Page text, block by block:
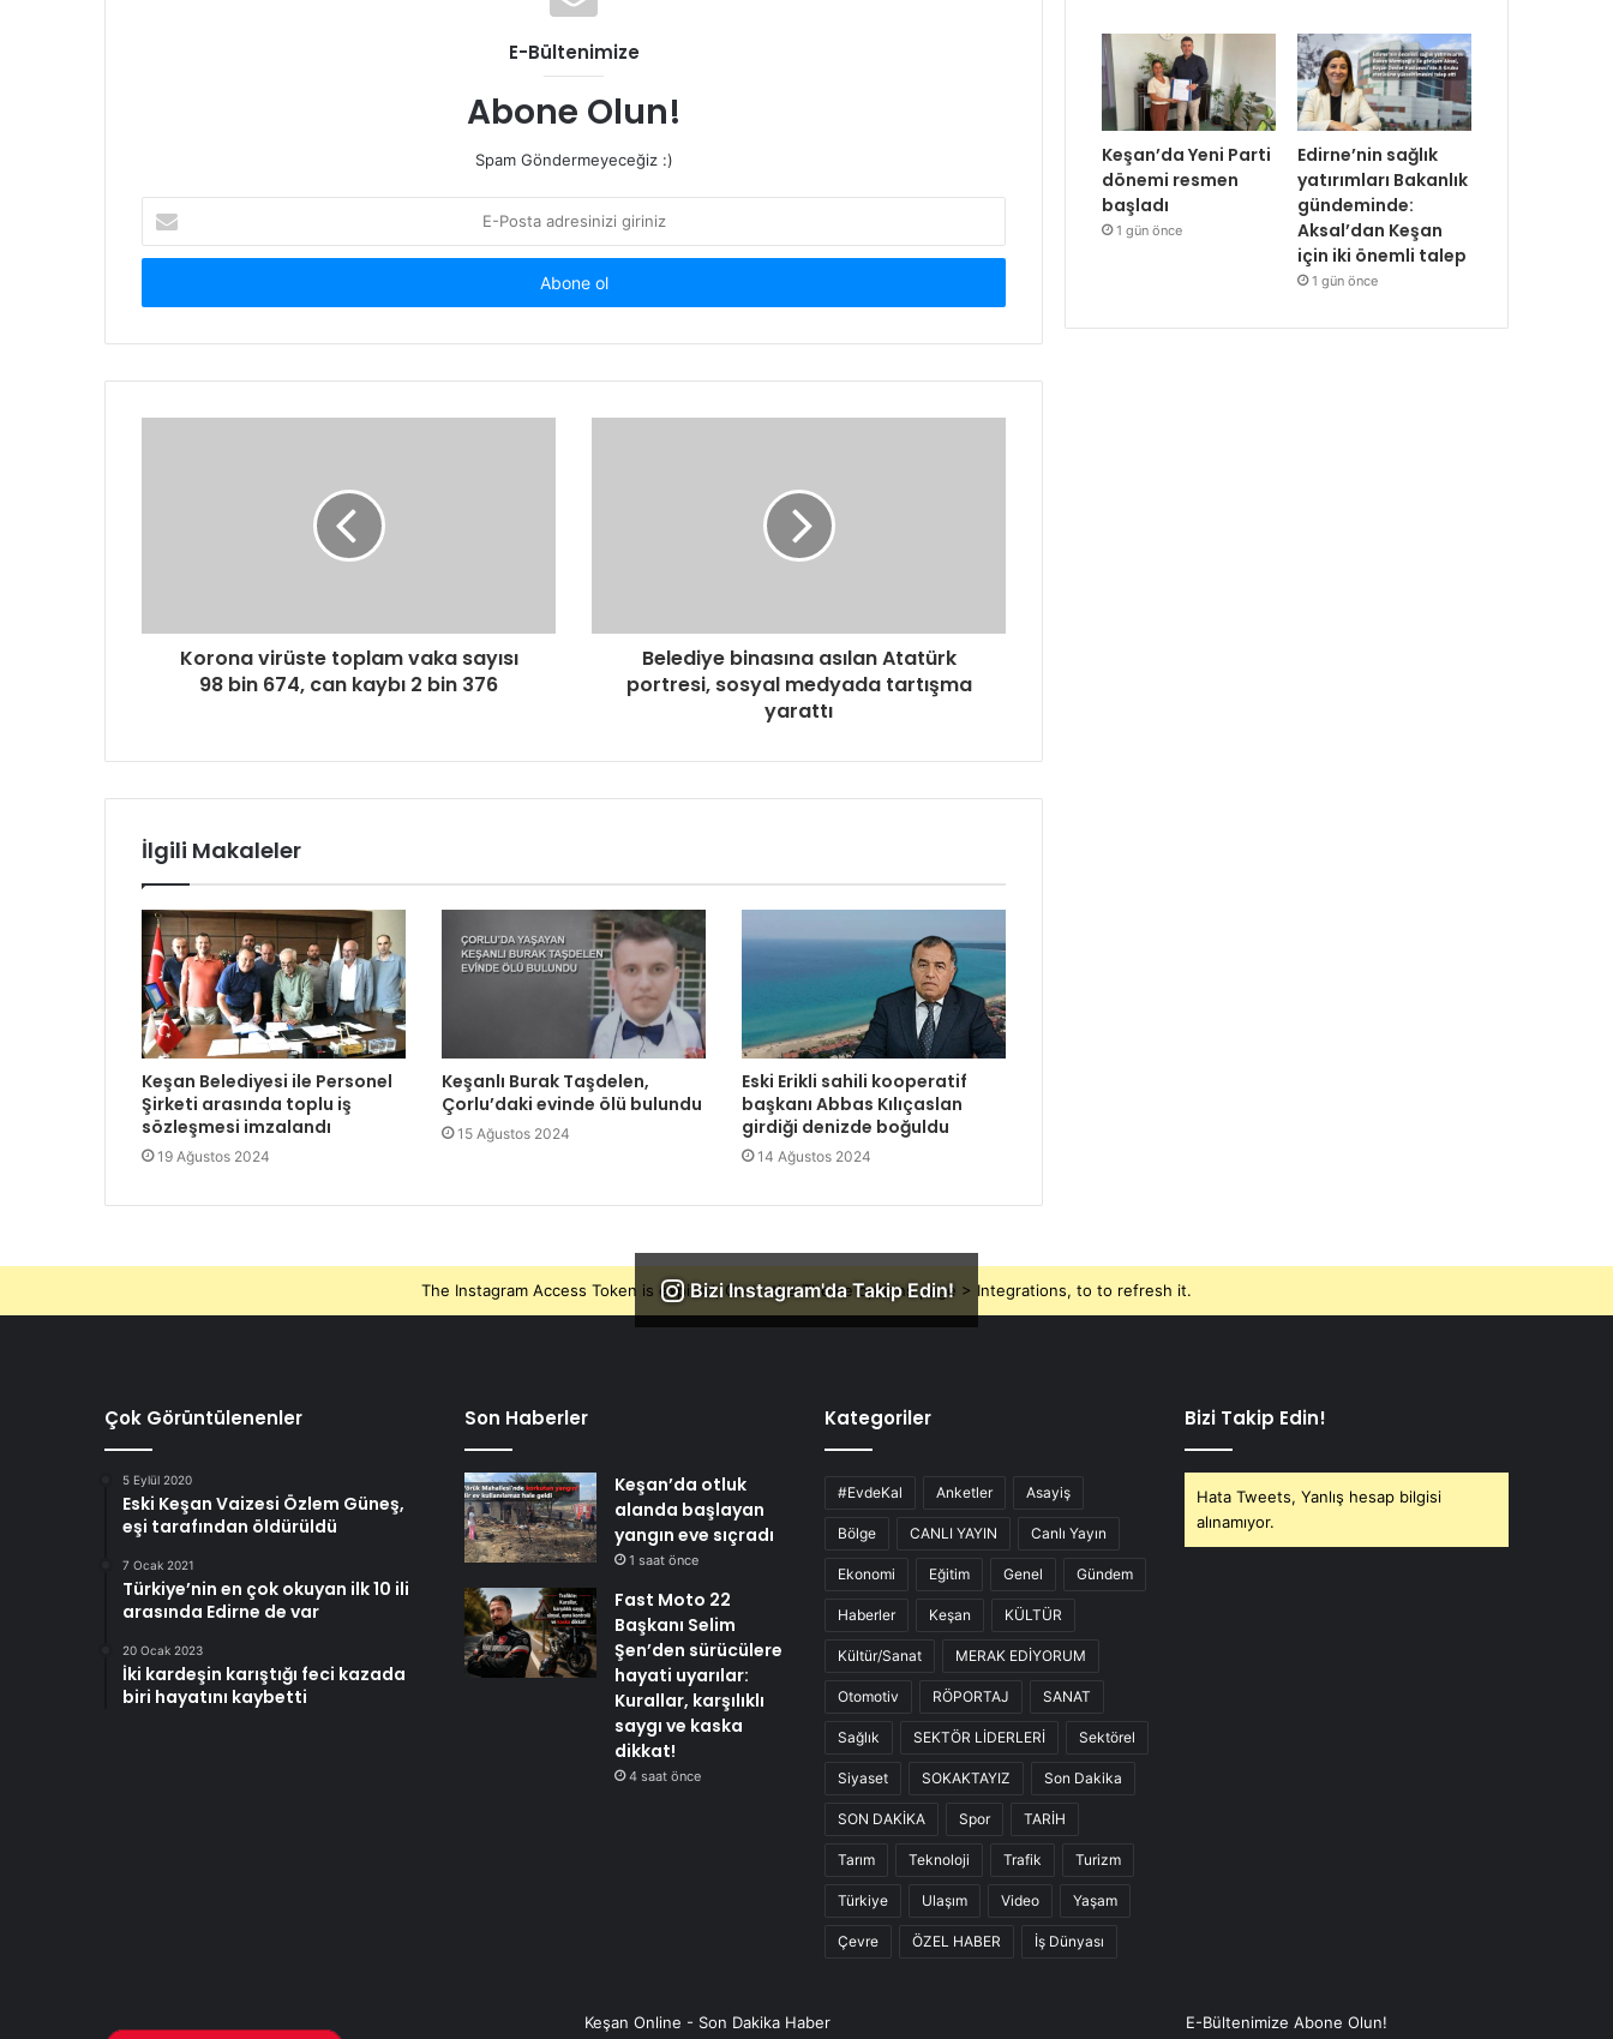
E-Bültenimize
Abone Olun!
Spam Göndermeyeceğiz :)
Posta
adresinizi
Korona virüste toplam vaka sayısı
98 bin 674, can kaybı 2 bin 376
Belediye binasına asılan Atatürk
portresi, sosyal medyada tartışma
yarattı
İlgili Makaleler
Keşan Belediyesi ile Personel
Şirketi arasında toplu iş
sözleşmesi imzalandı
19 Ağustos 2024
Keşanlı Burak Taşdelen,
Çorlu’daki evinde ölü bulundu
15 Ağustos 2024
Eski Erikli sahili kooperatif
başkanı Abbas Kılıçaslan
girdiği denizde boğuldu
14 Ağustos 2024
Keşan’da Yeni Parti
dönemi resmen
başladı
1 gün önce
Edirne’nin sağlık
yatırımları Bakanlık
gündeminde:
Aksal’dan Keşan
için iki önemli talep
1 gün önce
Bizi Instagram'da Takip Edin!
The Instagram Access Token is expired, Go to the Theme options page > Integrations, to to refresh it.
Çok Görüntülenenler
5 Eylül 2020
Eski Keşan Vaizesi Özlem Güneş,
eşi tarafından öldürüldü
7 Ocak 2021
Türkiye’nin en çok okuyan ilk 10 ili
arasında Edirne de var
20 Ocak 2023
İki kardeşin karıştığı feci kazada
biri hayatını kaybetti
Son Haberler
Keşan’da otluk
alanda başlayan
yangın eve sıçradı
1 saat önce
Fast Moto 22
Başkanı Selim
Şen’den sürücülere
hayati uyarılar:
Kurallar, karşılıklı
saygı ve kaska
dikkat!
4 saat önce
Kategoriler
#EvdeKal Anketler Asayiş
Bölge CANLI YAYIN Canlı Yayın
Ekonomi Eğitim Genel Gündem
Haberler Keşan KÜLTÜR
Kültür/Sanat MERAK EDİYORUM
Otomotiv RÖPORTAJ SANAT
Sağlık SEKTÖR LİDERLERİ Sektörel
Siyaset SOKAKTAYIZ Son Dakika
SON DAKİKA Spor TARİH
Tarım Teknoloji Trafik Turizm
Türkiye Ulaşım Video Yaşam
Çevre ÖZEL HABER İş Dünyası
Bizi Takip Edin!
Hata Tweets, Yanlış hesap bilgisi
alınamıyor.
Keşan Online - Son Dakika Haber E-Bültenimize Abone Olun!